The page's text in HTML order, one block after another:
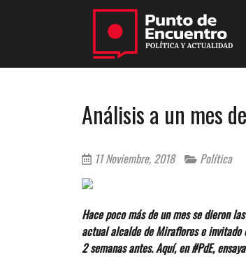
Análisis a un mes
11 Noviembre, 2018 Política
Hace poco más de un mes se dieron
actual alcalde de Miraflores e invitado
2 semanas antes. Aquí, en #PdE,